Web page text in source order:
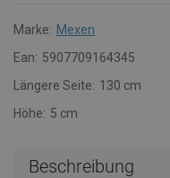
Marke: Mexen
Ean: 5907709164345
Längere Seite: 130 cm
Höhe: 5 cm
Beschreibung